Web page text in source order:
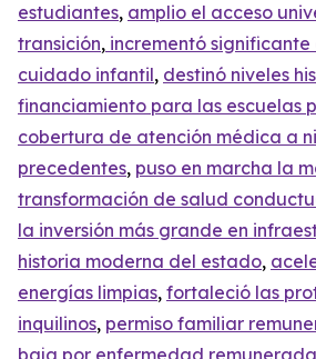
estudiantes, amplio el acceso
transición, incrementó significante
cuidado infantil, destinó niveles
financiamiento para las escuelas
cobertura de atención médica a
precedentes, puso en marcha la
transformación de salud
la inversión más grande en
historia moderna del estado,
energías limpias, fortaleció las
inquilinos, permiso familiar
baja por enfermedad remunerada